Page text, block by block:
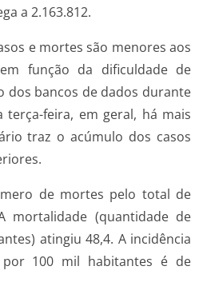
a 2.163.812.
e mortes são menores aos
função da dificuldade de
dos bancos de dados durante
terça-feira, em geral, há mais
traz o acúmulo dos casos
de mortes pelo total de
mortalidade (quantidade de
atingiu 48,4. A incidência
100 mil habitantes é de